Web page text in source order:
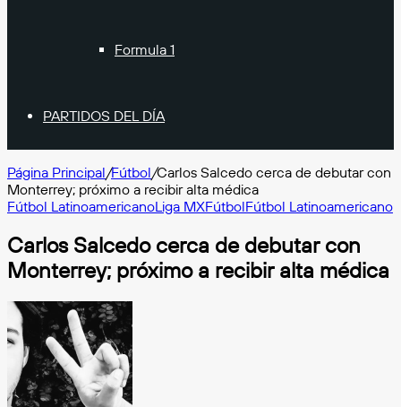
Formula 1
PARTIDOS DEL DÍA
Página Principal/Fútbol/Carlos Salcedo cerca de debutar con
Monterrey; próximo a recibir alta médica
Fútbol LatinoamericanoLiga MXFútbolFútbol Latinoamericano
Carlos Salcedo cerca de debutar con
Monterrey; próximo a recibir alta médica